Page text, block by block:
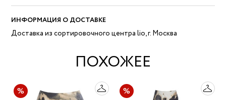
ИНФОРМАЦИЯ О ДОСТАВКЕ
Доставка из сортировочного центра lio, г. Москва
ПОХОЖЕЕ